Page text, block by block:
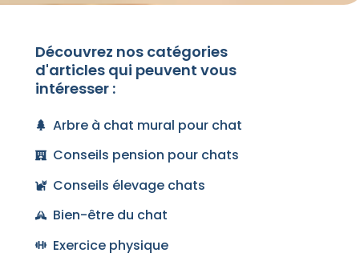
Découvrez nos catégories
d'articles qui peuvent vous
intéresser :
Arbre à chat mural pour chat
Conseils pension pour chats
Conseils élevage chats
Bien-être du chat
Exercice physique